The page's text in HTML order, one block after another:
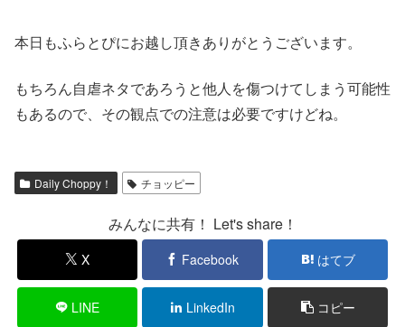
本日もふらとぴにお越し頂きありがとうございます。
もちろん自虐ネタであろうと他人を傷つけてしまう可能性
もあるので、その観点での注意は必要ですけどね。
Daily Choppy！ チョッピー
みんなに共有！ Let's share！
X Facebook はてブ
LINE LinkedIn コピー